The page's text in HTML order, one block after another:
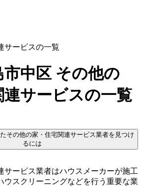
サービスの一覧
市中区 その他の
連サービスの一覧
その他の家・住宅関連サービス業者を見つけ
るには
サービス業者はハウスメーカーが施工
ウスクリーニングなどを行う重要な業